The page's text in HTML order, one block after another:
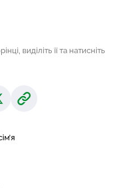
виділіть її та натисніть